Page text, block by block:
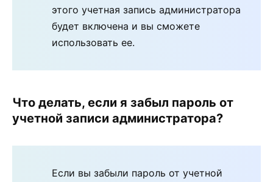
этого учетная запись администратора
будет включена и вы сможете
использовать ее.
Что делать, если я забыл пароль от
учетной записи администратора?
Если вы забыли пароль от учетной